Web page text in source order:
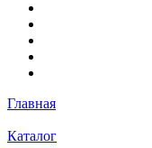
Главная
Каталог